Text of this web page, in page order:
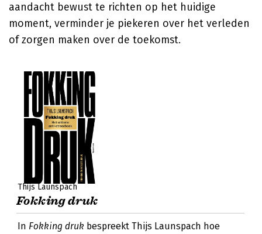
aandacht bewust te richten op het huidige
moment, verminder je piekeren over het verleden
of zorgen maken over de toekomst.
Thijs Launspach
Fokking druk
In Fokking druk bespreekt Thijs Launspach hoe